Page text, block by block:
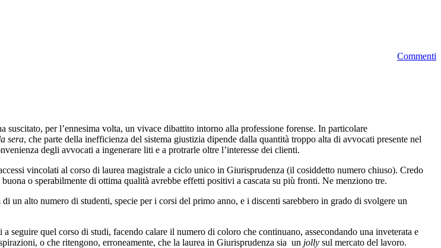
Commenti
per l’ennesima volta, un vivace dibattito intorno alla professione forense. In particolare
sera, che parte della inefficienza del sistema giustizia dipende dalla quantità troppo alta di avvocati presente nel
degli avvocati a ingenerare liti e a protrarle oltre l’interesse dei clienti.
vincolati al corso di laurea magistrale a ciclo unico in Giurisprudenza (il cosiddetto numero chiuso). Credo
o sperabilmente di ottima qualità avrebbe effetti positivi a cascata su più fronti. Ne menziono tre.
un alto numero di studenti, specie per i corsi del primo anno, e i discenti sarebbero in grado di svolgere un
quel corso di studi, facendo calare il numero di coloro che continuano, assecondando una inveterata e
o che ritengono, erroneamente, che la laurea in Giurisprudenza sia un jolly sul mercato del lavoro.